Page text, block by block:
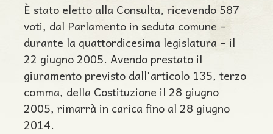
È stato eletto alla Consulta, ricevendo 587
voti, dal Parlamento in seduta comune –
durante la quattordicesima legislatura – il
22 giugno 2005. Avendo prestato il
giuramento previsto dall'articolo 135, terzo
comma, della Costituzione il 28 giugno
2005, rimarrà in carica fino al 28 giugno
2014.